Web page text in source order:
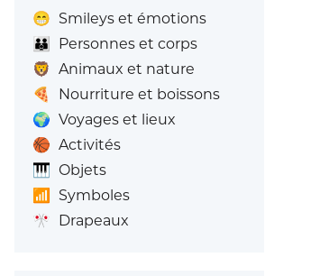
😁 Smileys et émotions
👪
Personnes et corps
🦁 Animaux et nature
🍕
Nourriture et boissons
🌍 Voyages et lieux
🏀 Activités
🎹 Objets
📶
Symboles
🎌 Drapeaux